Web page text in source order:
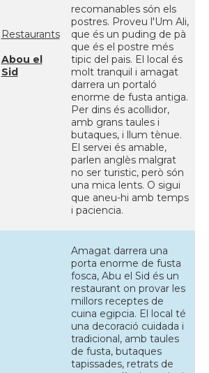
Restaurants
Abou el
Sid
recomanables són els
postres. Proveu l'Um Ali,
que és un puding de pà
que és el postre més
tipic del pais. El local és
molt tranquil i amagat
darrera un portaló
enorme de fusta antiga.
Per dins és acollidor,
amb grans taules i
butaques, i llum tènue.
El servei és amable,
parlen anglès malgrat
no ser turistic, però són
una mica lents. O sigui
que aneu-hi amb temps
i paciencia.
Amagat darrera una
porta enorme de fusta
fosca, Abu el Sid és un
restaurant on provar les
millors receptes de
cuina egipcia. El local té
una decoració cuidada i
tradicional, amb taules
de fusta, butaques
tapissades, retrats de